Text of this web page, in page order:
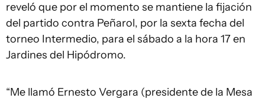
reveló que por el momento se mantiene la fijación
del partido contra Peñarol, por la sexta fecha del
torneo Intermedio, para el sábado a la hora 17 en
Jardines del Hipódromo.
“Me llamó Ernesto Vergara (presidente de la Mesa